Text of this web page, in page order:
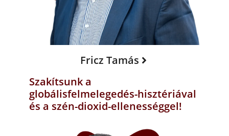
Fricz Tamás
Szakítsunk a
globálisfelmelegedés-hisztériával
és a szén-dioxid-ellenességgel!